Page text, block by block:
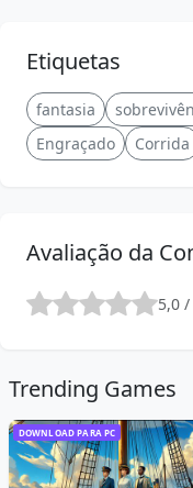
Etiquetas
fantasia
Engraçado
Corrida
Avaliação da
5,0
Trending Games
DOWNLOAD PARA PC